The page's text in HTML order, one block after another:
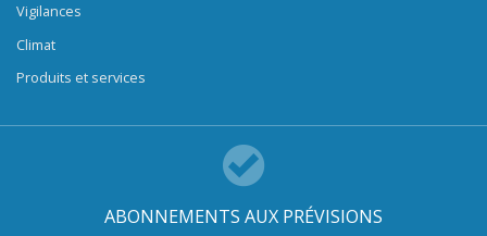
Vigilances
Climat
Produits et services
ABONNEMENTS AUX PRÉVISIONS